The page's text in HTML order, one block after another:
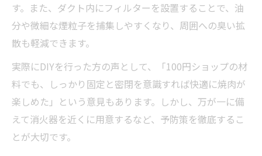
す。また、ダクト内にフィルターを設置することで、油
分や微細な煙粒子を捕集しやすくなり、周囲への臭い拡
散も軽減できます。
実際にDIYを行った方の声として、「100円ショップの材
料でも、しっかり固定と密閉を意識すれば快適に焼肉が
楽しめた」という意見もあります。しかし、万が一に備
えて消火器を近くに用意するなど、予防策を徹底するこ
とが大切です。